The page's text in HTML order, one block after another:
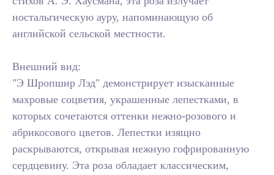
ностальгическую ауру, напоминающую об
английской сельской местности.
Внешний вид:
"Э Шропшир Лэд" демонстрирует изысканные
махровые соцветия, украшенные лепестками, в
которых сочетаются оттенки нежно-розового и
абрикосового цветов. Лепестки изящно
раскрываются, открывая нежную гофрированную
сердцевину. Эта роза обладает классическим,